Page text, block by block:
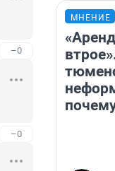
–0
–0
МНЕНИЕ